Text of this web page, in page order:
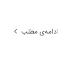
ادامه‌ی مطلب